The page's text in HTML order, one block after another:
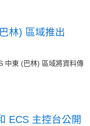
林) 區域推出
中東 (巴林) 區域將資料傳
ECS 主控台公開